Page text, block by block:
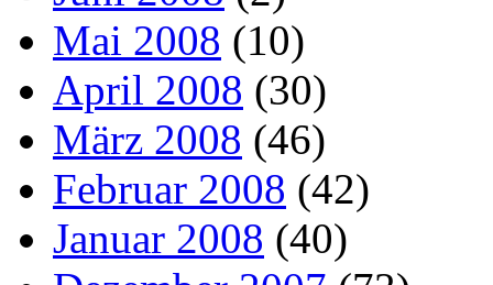
Mai 2008 (10)
April 2008 (30)
März 2008 (46)
Februar 2008 (42)
Januar 2008 (40)